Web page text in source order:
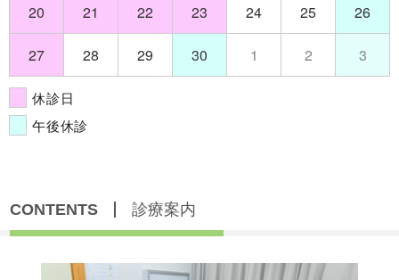
20 21 22 23 24 25 26
27 28 29 30 1 2 3
休診日
午後休診
CONTENTS 診療案内